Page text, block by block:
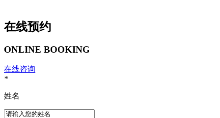
在线预约
ONLINE BOOKING
在线咨询
*
姓名